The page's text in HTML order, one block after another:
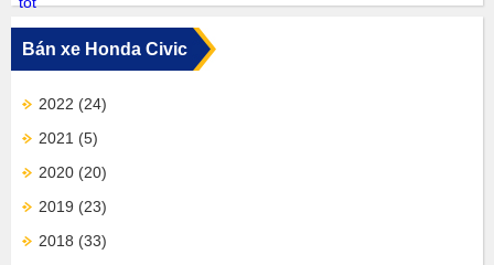
Bán xe Honda Civic
2022 (24)
2021 (5)
2020 (20)
2019 (23)
2018 (33)